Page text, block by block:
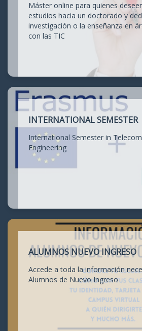
Máster online para quienes
estudios hacia un doctorado y
investigación o la enseñanza en
con las TIC
INTERNATIONAL SEMESTER
International Semester in
Engineering
ALUMNOS NUEVO INGRESO
Accede a toda la información
Alumnos de Nuevo Ingreso